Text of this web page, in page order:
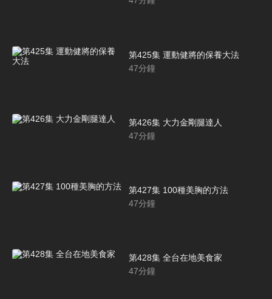
第425集 運動健將的保養大法
47分鐘
第426集 大力金剛腿達人
47分鐘
第427集 100種美胸的方法
47分鐘
第428集 全台在地美食家
47分鐘